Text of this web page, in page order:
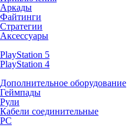
Аркады
Файтинги
Стратегии
Аксессуары
PlayStation 5
PlayStation 4
Дополнительное оборудование
Геймпады
Рули
Кабели соединительные
PC